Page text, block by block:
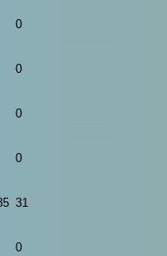
0
0
0
0
31
0